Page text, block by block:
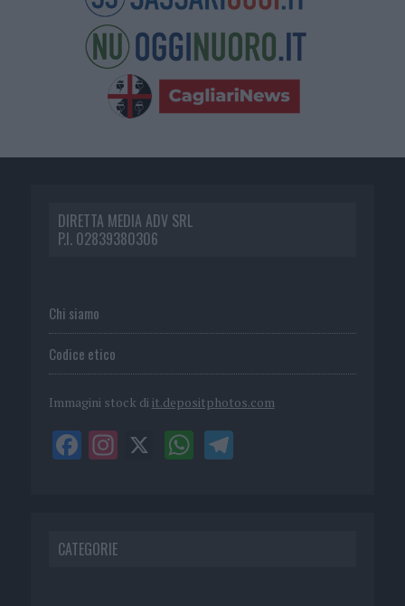
DIRETTA MEDIA ADV SRL
P.I. 02839380306
Chi siamo
Codice etico
Immagini stock di it.depositphotos.com
CATEGORIE